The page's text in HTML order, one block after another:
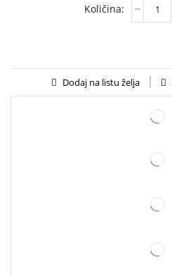
Dodaj na listu želja